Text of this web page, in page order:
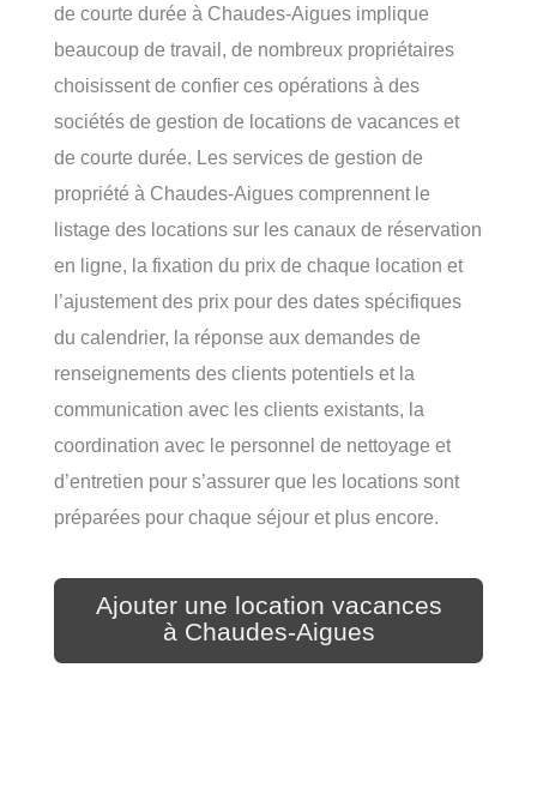
de courte durée à Chaudes-Aigues implique
beaucoup de travail, de nombreux propriétaires
choisissent de confier ces opérations à des
sociétés de gestion de locations de vacances et
de courte durée. Les services de gestion de
propriété à Chaudes-Aigues comprennent le
listage des locations sur les canaux de réservation
en ligne, la fixation du prix de chaque location et
l’ajustement des prix pour des dates spécifiques
du calendrier, la réponse aux demandes de
renseignements des clients potentiels et la
communication avec les clients existants, la
coordination avec le personnel de nettoyage et
d’entretien pour s’assurer que les locations sont
préparées pour chaque séjour et plus encore.
Ajouter une location vacances
à Chaudes-Aigues